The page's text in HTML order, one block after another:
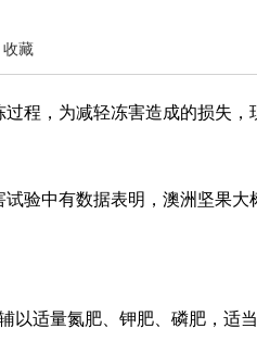
收藏
程，为减轻冻害造成的损失，
验中有数据表明，澳洲坚果
适量氮肥、钾肥、磷肥，适